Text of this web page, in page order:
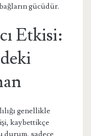
gücüdür.
Etkisi:
genellikle
kaybettikçe
durum, sadece